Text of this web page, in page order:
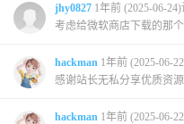
jhy0827 1年前 (2025-06-24)
考虑给微软商店下载的那
hackman 1年前 (2025-06-
感谢站长无私分享优质资源
hackman 1年前 (2025-06-